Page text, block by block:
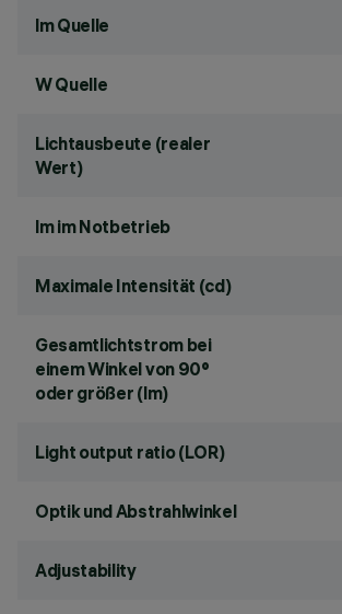
lm Quelle
W Quelle
Lichtausbeute (realer
Wert)
lm im Notbetrieb
Maximale Intensität (cd)
Gesamtlichtstrom bei
einem Winkel von 90°
oder größer (lm)
Light output ratio (LOR)
Optik und Abstrahlwinkel
Adjustability